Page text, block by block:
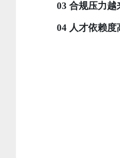
03 合规压力越
04 人才依赖度